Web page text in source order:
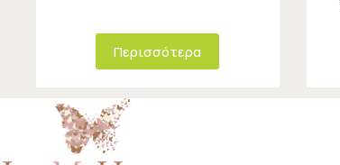
Περισσότερα